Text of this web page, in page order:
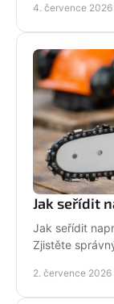
4. července 2026
Jak seřídit
Jak seřídit
Zjistěte
2. července 2026